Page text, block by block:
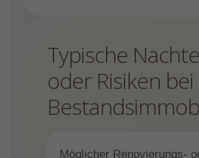
Typische
oder Risiken bei
Möglicher Renovierungs-